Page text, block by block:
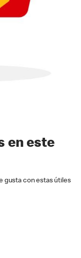
en este
gusta con estas útiles